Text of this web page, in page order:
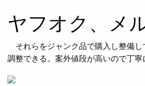
ヤフオク、メ
それらをジャンク品で購入し整備
調整できる。案外値段が高いので丁寧